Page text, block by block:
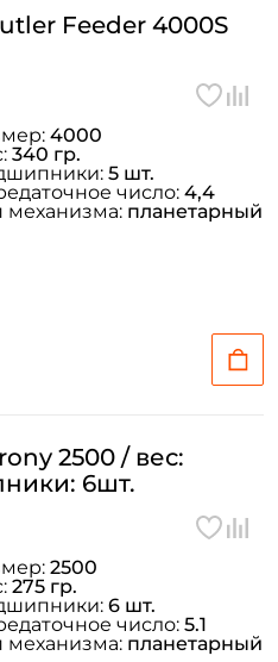
Feeder 4000S
4000
340 гр.
5 шт.
число: 4,4
механизма: планетарный
2500 / вес:
6шт.
2500
275 гр.
6 шт.
число: 5.1
механизма: планетарный